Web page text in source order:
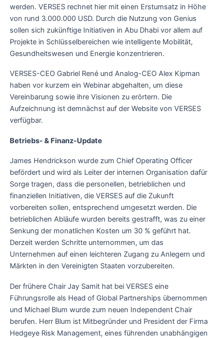
werden. VERSES rechnet hier mit einen Erstumsatz in Höhe
von rund 3.000.000 USD. Durch die Nutzung von Genius
sollen sich zukünftige Initiativen in Abu Dhabi vor allem auf
Projekte in Schlüsselbereichen wie intelligente Mobilität,
Gesundheitswesen und Energie konzentrieren.
VERSES-CEO Gabriel René und Analog-CEO Alex Kipman
haben vor kurzem ein Webinar abgehalten, um diese
Vereinbarung sowie ihre Visionen zu erörtern. Die
Aufzeichnung ist demnächst auf der Website von VERSES
verfügbar.
Betriebs- & Finanz-Update
James Hendrickson wurde zum Chief Operating Officer
befördert und wird als Leiter der internen Organisation dafür
Sorge tragen, dass die personellen, betrieblichen und
finanziellen Initiativen, die VERSES auf die Zukunft
vorbereiten sollen, entsprechend umgesetzt werden. Die
betrieblichen Abläufe wurden bereits gestrafft, was zu einer
Senkung der monatlichen Kosten um 30 % geführt hat.
Derzeit werden Schritte unternommen, um das
Unternehmen auf einen leichteren Zugang zu Anlegern und
Märkten in den Vereinigten Staaten vorzubereiten.
Der frühere Chair Jay Samit hat bei VERSES eine
Führungsrolle als Head of Global Partnerships übernommen
und Michael Blum wurde zum neuen Independent Chair
berufen. Herr Blum ist Mitbegründer und President der Firma
Hedgeye Risk Management, eines führenden unabhängigen